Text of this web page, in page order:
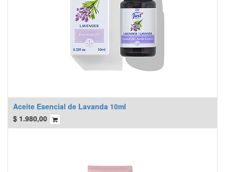
Aceite Esencial de Lavanda 10ml
$ 1.980,00